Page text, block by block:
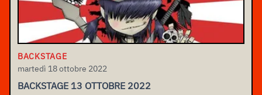
BACKSTAGE
martedì 18 ottobre 2022
BACKSTAGE 13 OTTOBRE 2022